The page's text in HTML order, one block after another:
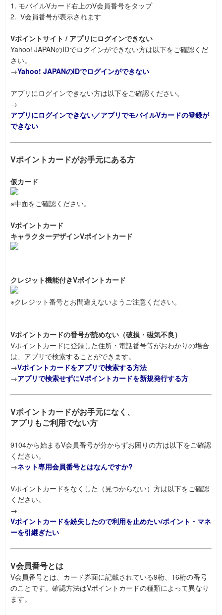
1. モバイルVカード右上のV会員番号をタップ
2. V会員番号が表示されます
Vポイントサイト / アプリにログインできない
Yahoo! JAPANのIDでログインができない方は以下をご確認くだ
さい。
→Yahoo! JAPANのIDでログインができない
アプリにログインできない方は以下をご確認ください。
→
アプリにログインできない／アプリでモバイルVカードの登録が
できない
Vポイントカードがお手元にある方
仮カード
※中面をご確認ください。
Vポイントカード
キャラクターデザインVポイントカード
クレジット機能付きVポイントカード
※クレジット番号とお間違えないようご注意ください。
Vポイントカードの番号が読めない（破損・磁気不良）
Vポイントカードに登録した住所・電話番号等がおわかりの場合
は、アプリで検索することができます。
→Vポイントカードをアプリで検索する方法
→アプリで検索せずにVポイントカードを新規発行する方
Vポイントカードがお手元になく、
アプリもご利用でない方
9104から始まるV会員番号が分からずお困りの方は以下をご確認
ください。
→ネット専用会員番号とはなんですか?
Vポイントカードをなくした（見つからない）方は以下をご確認
ください。
→
Vポイントカードを紛失したので利用を止めたい/ポイント・マネ
ーを引継ぎたい
V会員番号とは
V会員番号とは、カード券面に記載されている9桁、16桁の番号
のことです。確認方法はVポイントカードの種類によって異なり
ます。